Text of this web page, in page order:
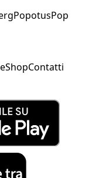
PopotusPop
ShopContatti